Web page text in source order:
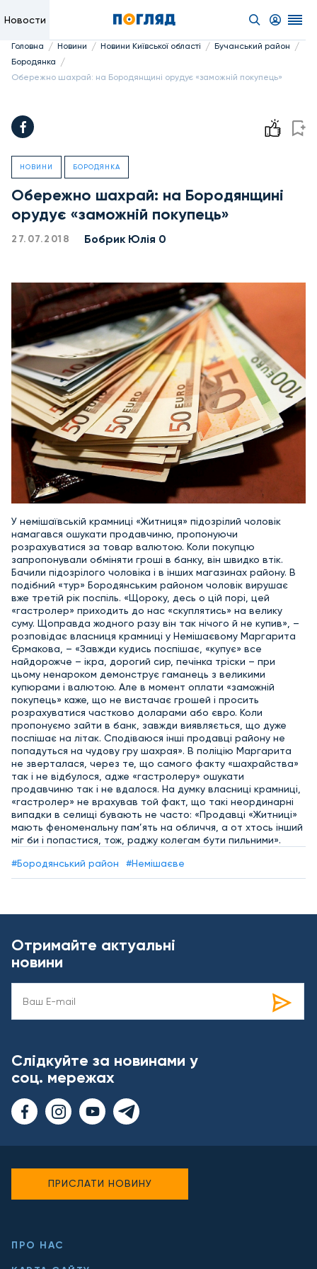
Новости
Головна / Новини / Новини Київської області / Бучанський район /
Бородянка /
Обережно шахрай: на Бородянщині орудує «заможній покупець»
НОВИНИ БОРОДЯНКА
Обережно шахрай: на Бородянщині
орудує «заможній покупець»
27.07.2018 Бобрик Юлія 0
У немішаївській крамниці «Житниця» підозрілий чоловік
намагався ошукати продавчиню, пропонуючи
розрахуватися за товар валютою. Коли покупцю
запропонували обміняти гроші в банку, він швидко втік.
Бачили підозрілого чоловіка і в інших магазинах району. В
подібний «тур» Бородянським районом чоловік вирушає
вже третій рік поспіль. «Щороку, десь о цій порі, цей
«гастролер» приходить до нас «скуплятись» на велику
суму. Щоправда жодного разу він так нічого й не купив», –
розповідає власниця крамниці у Немішаєвому Маргарита
Єрмакова, – «Завжди кудись поспішає, «купує» все
найдорожче – ікра, дорогий сир, печінка тріски – при
цьому ненароком демонструє гаманець з великими
купюрами і валютою. Але в момент оплати «заможній
покупець» каже, що не вистачає грошей і просить
розрахуватися частково доларами або євро. Коли
пропонуємо зайти в банк, завжди виявляється, що дуже
поспішає на літак. Сподіваюся інші продавці району не
попадуться на чудову гру шахрая». В поліцію Маргарита
не зверталася, через те, що самого факту «шахрайства»
так і не відбулося, адже «гастролеру» ошукати
продавчиню так і не вдалося. На думку власниці крамниці,
«гастролер» не врахував той факт, що такі неординарні
випадки в селищі бувають не часто: «Продавці «Житниці»
мають феноменальну пам’ять на обличчя, а от хтось інший
міг би і попастися, тож, раджу колегам бути пильними».
#Бородянський район #Немішаєве
Отримайте актуальні
новини
Слідкуйте за новинами у
соц. мережах
ПРО НАС
ПРИСЛАТИ НОВИНУ